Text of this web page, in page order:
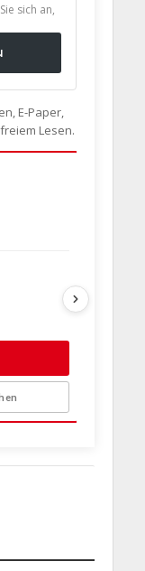
sich an,
E-Paper,
Lesen.